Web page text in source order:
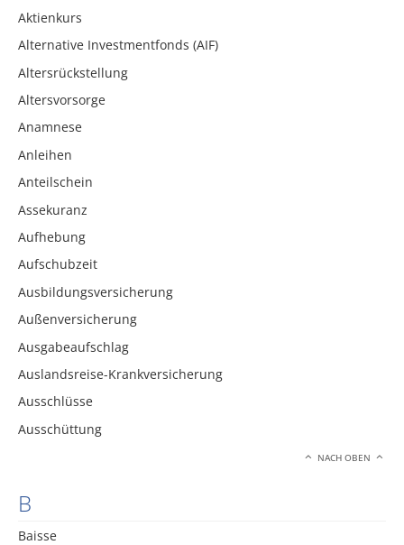
Aktienkurs
Alternative Investmentfonds (AIF)
Altersrückstellung
Altersvorsorge
Anamnese
Anleihen
Anteilschein
Assekuranz
Aufhebung
Aufschubzeit
Ausbildungsversicherung
Außenversicherung
Ausgabeaufschlag
Auslandsreise-Krankversicherung
Ausschlüsse
Ausschüttung
NACH OBEN
B
Baisse